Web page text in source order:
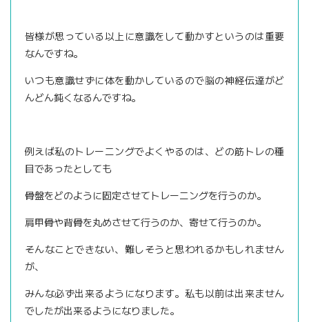
皆様が思っている以上に意識をして動かすというのは重要
なんですね。
いつも意識せずに体を動かしているので脳の神経伝達がど
んどん鈍くなるんですね。
例えば私のトレーニングでよくやるのは、どの筋トレの種
目であったとしても
骨盤をどのように固定させてトレーニングを行うのか。
肩甲骨や背骨を丸めさせて行うのか、寄せて行うのか。
そんなことできない、難しそうと思われるかもしれません
が、
みんな必ず出来るようになります。私も以前は出来ません
でしたが出来るようになりました。